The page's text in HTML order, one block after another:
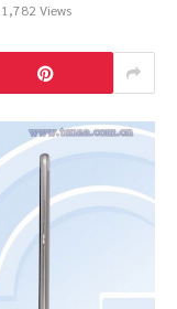
1,782 Views